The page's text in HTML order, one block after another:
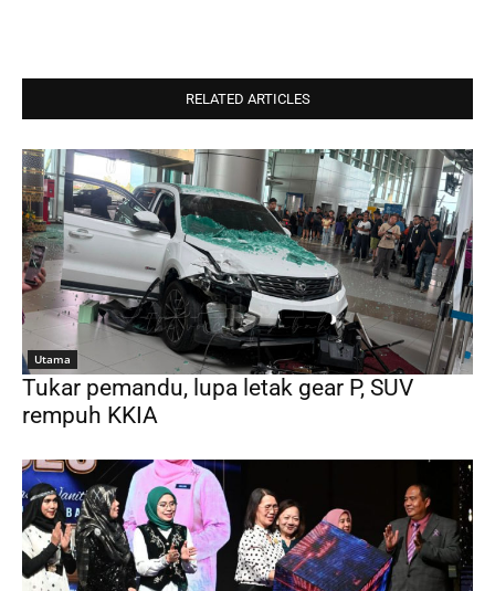
RELATED ARTICLES
Utama
Tukar pemandu, lupa letak gear P, SUV
rempuh KKIA